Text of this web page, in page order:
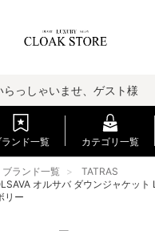
らっしゃいませ、ゲスト様
ランド一覧 カテゴリ一覧
ブランド一覧
TATRAS
オルサバ ダウンジャケッ
リー